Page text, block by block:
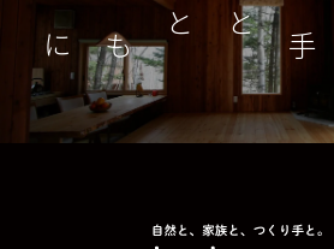
つくり手とともに